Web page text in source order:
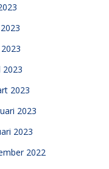
2023
2023
2023
2023
2022